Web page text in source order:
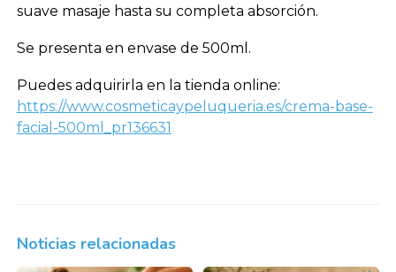
suave masaje hasta su completa absorción.
Se presenta en envase de 500ml.
Puedes adquirirla en la tienda online:
https://www.cosmeticaypeluqueria.es/crema-base-
facial-500ml_pr136631
Noticias relacionadas